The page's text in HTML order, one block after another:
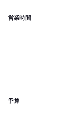
営業時間
予算